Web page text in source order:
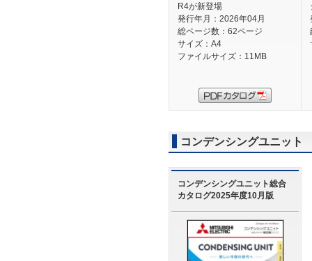
R4が新登場
発行年月：2026年04月
総ページ数：62ページ
サイズ：A4
ファイルサイズ：11MB
コンデンシングユニット
コンデンシングユニット総合
カタログ2025年度10月版